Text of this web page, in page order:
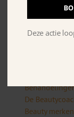
Algemene
Privacy policy’s
De
Beauty merken
Deze actie